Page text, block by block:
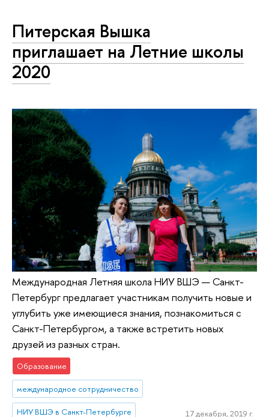
Питерская Вышка
приглашает на Летние школы
2020
Международная Летняя школа НИУ ВШЭ — Санкт-
Петербург предлагает участникам получить новые и
углубить уже имеющиеся знания, познакомиться с
Санкт-Петербургом, а также встретить новых
друзей из разных стран.
Образование
международное сотрудничество
НИУ ВШЭ в Санкт-Петербурге 17 декабря, 2019 г.